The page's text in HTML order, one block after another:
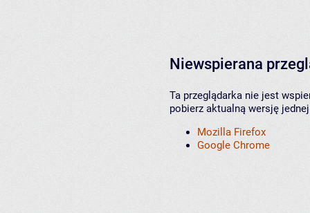
Niewspierana
Ta przeglądarka nie jest
pobierz aktualną wersję
Mozilla Firefox
Google Chrome